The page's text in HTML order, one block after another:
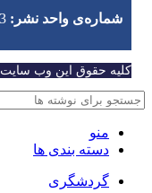
شماره‌‌ی واحد نشر:
کلیه حقوق این وب سایت
منو
دسته بندی ها
گردشگری